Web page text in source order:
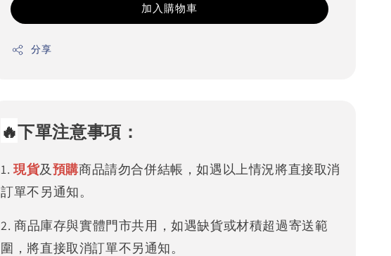
加入購物車
分享
🔥下單注意事項：
1. 現貨及預購商品請勿合併結帳，如遇以上情況將直接取消
訂單不另通知。
2. 商品庫存與實體門市共用，如遇缺貨或材積超過寄送範
圍，將直接取消訂單不另通知。